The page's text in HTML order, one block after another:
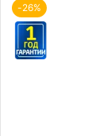
-26%